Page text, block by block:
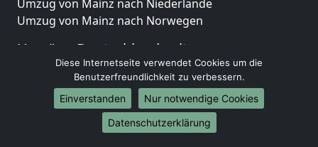
Umzug von Mainz nach Niederlande
Umzug von Mainz nach Norwegen
Umzüge-Deutschlandweit
Umzug von Mainz nach Berlin
Umzug von Mainz nach Hamburg
Umzug von Mainz nach München
Umzug von Mainz nach Köln
Diese Internetseite verwendet Cookies um die
Benutzerfreundlichkeit zu verbessern.
Einverstanden
Nur notwendige Cookies
Datenschutzerklärung